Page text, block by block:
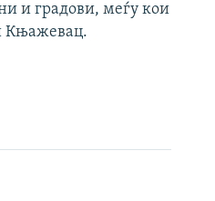
и градови, меѓу кои
Књажевац.